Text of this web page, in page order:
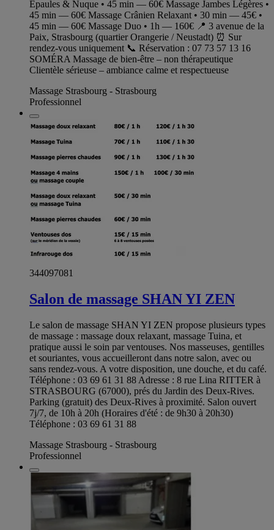
Épaules & Nuque • 45 min — 60€ Massage Jambes Légères •
45 min — 60€ Massage Crânien Relaxant • 30 min — 45€ •
45 min — 60€ Massage Duo • 1h — 160€ 📍 3 avenue de la
Paix, Strasbourg (quartier Orangerie / Neustadt) ⏰ Sur
rendez-vous uniquement 📞 Réservation : 07 73 57 13 16
SOMÉRA Massage de bien-être – non thérapeutique
Clientèle sérieuse – ambiance calme et respectueuse
Massage Strasbourg - Strasbourg
Professionnel
344097081
Salon de massage SHAN YI ZEN
Le salon de massage SHAN YI ZEN propose plusieurs types
de massage : massage doux relaxant, massage Tuina, et
pratique aussi le soin par ventouses. Nos masseuses, gentilles
et souriantes, vous accueilleront dans notre salon, avec ou
sans rendez-vous. A votre disposition, une douche, et du café.
Téléphone : 03 69 61 31 88 Adresse : 8 rue Lina RITTER à
STRASBOURG (67000), prés du Jardin des Deux-Rives.
Parking (gratuit) des Deux-Rives à proximité. Salon ouvert
7j/7, de 10h à 20h (Horaires d'été : de 9h30 à 20h30)
Téléphone : 03 69 61 31 88
Massage Strasbourg - Strasbourg
Professionnel